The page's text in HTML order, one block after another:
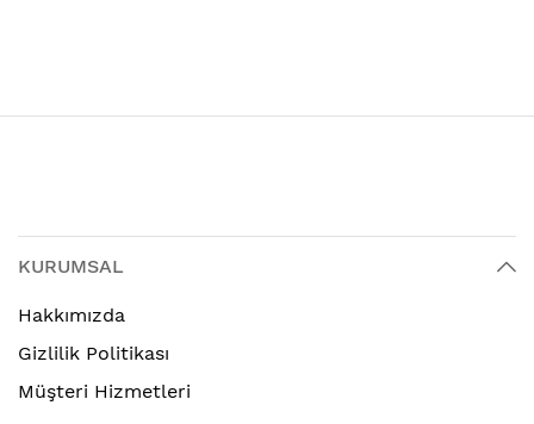
KURUMSAL
Hakkımızda
Gizlilik Politikası
Müşteri Hizmetleri